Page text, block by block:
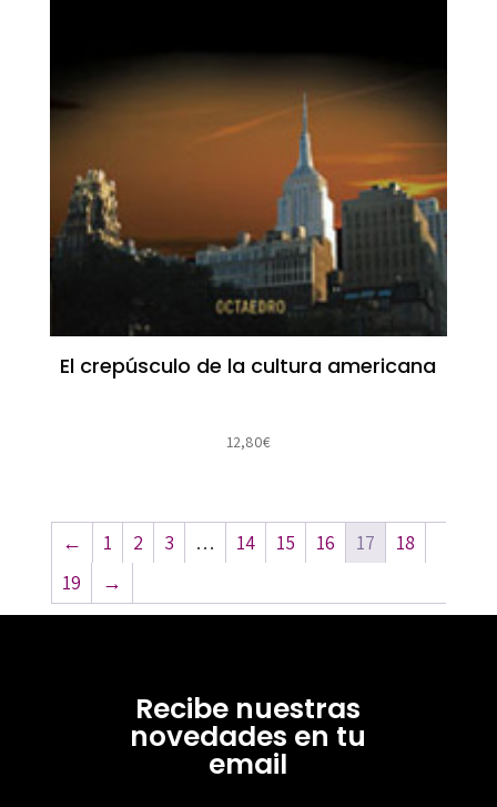
El crepúsculo de la cultura americana
12,80€
← 1 2 3 … 14 15 16 17
18
19
→
Recibe nuestras
novedades en tu
email